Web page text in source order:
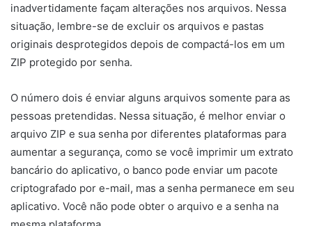
inadvertidamente façam alterações nos arquivos. Nessa
situação, lembre-se de excluir os arquivos e pastas
originais desprotegidos depois de compactá-los em um
ZIP protegido por senha.
O número dois é enviar alguns arquivos somente para as
pessoas pretendidas. Nessa situação, é melhor enviar o
arquivo ZIP e sua senha por diferentes plataformas para
aumentar a segurança, como se você imprimir um extrato
bancário do aplicativo, o banco pode enviar um pacote
criptografado por e-mail, mas a senha permanece em seu
aplicativo. Você não pode obter o arquivo e a senha na